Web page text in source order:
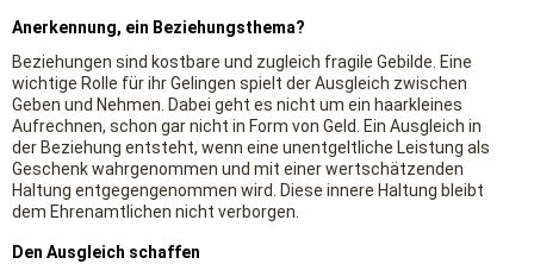
Anerkennung, ein Beziehungsthema?
Beziehungen sind kostbare und zugleich fragile Gebilde. Eine
wichtige Rolle für ihr Gelingen spielt der Ausgleich zwischen
Geben und Nehmen. Dabei geht es nicht um ein haarkleines
Aufrechnen, schon gar nicht in Form von Geld. Ein Ausgleich in
der Beziehung entsteht, wenn eine unentgeltliche Leistung als
Geschenk wahrgenommen und mit einer wertschätzenden
Haltung entgegengenommen wird. Diese innere Haltung bleibt
dem Ehrenamtlichen nicht verborgen.
Den Ausgleich schaffen